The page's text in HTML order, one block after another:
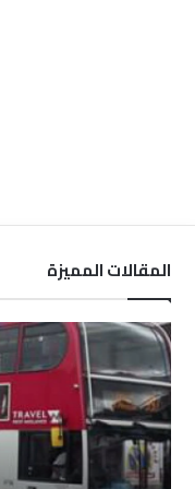
المقالات المميزة
د
ل
ي
ل
ش
ر